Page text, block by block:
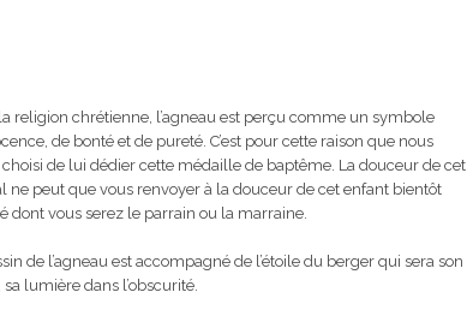
religion chrétienne, l’agneau est perçu comme un symbole
de bonté et de pureté. C’est pour cette raison que nous
choisi de lui dédier cette médaille de baptême. La douceur de cet
ne peut que vous renvoyer à la douceur de cet enfant bientôt
dont vous serez le parrain ou la marraine.
de l’agneau est accompagné de l’étoile du berger qui sera son
lumière dans l’obscurité.